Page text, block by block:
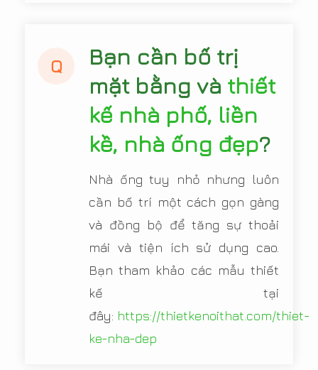
Q
Bạn cần bố trị
mặt bằng và thiết
kế nhà phố, liền
kề, nhà ống đẹp?
Nhà ống tuy nhỏ nhưng luôn
cần bố trí một cách gọn gàng
và đồng bộ để tăng sự thoải
mái và tiện ích sử dụng cao.
Bạn tham khảo các mẫu thiết
kế tại
đây: https://thietkenoithat.com/thiet-
ke-nha-dep